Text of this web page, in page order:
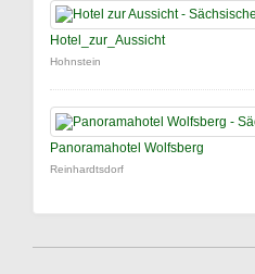
Hotel_zur_Aussicht
Hohnstein
Panoramahotel Wolfsberg
Reinhardtsdorf